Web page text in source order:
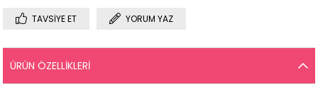
TAVSIYE ET YORUM YAZ
ÜRÜN ÖZELLIKLERI